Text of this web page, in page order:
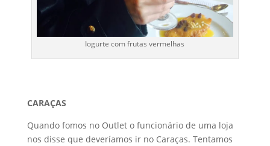
Iogurte com frutas vermelhas
CARAÇAS
Quando fomos no Outlet o funcionário de uma loja
nos disse que deveríamos ir no Caraças. Tentamos